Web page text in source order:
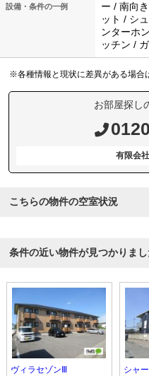
設備・条件の一例
ー / 南向
ット / シ
ンターホ
ッチン /
※各種情報と現状に差異がある場合
お部屋探し
有限会
こちらの物件の空室状況
条件の近い物件が見つかりまし
ヴィラセゾンⅢ